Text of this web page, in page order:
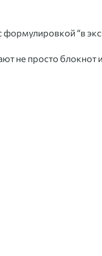
формулировкой “в
не просто блокнот